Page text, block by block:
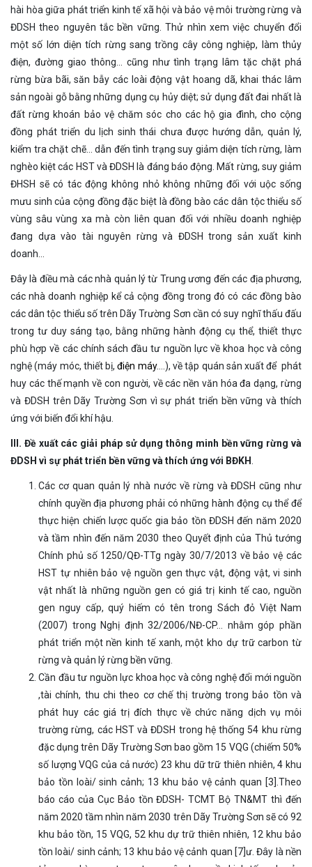
hài hòa giữa phát triển kinh tế xã hội và bảo vệ môi trường rừng và
ĐDSH theo nguyên tắc bền vững. Thử nhìn xem việc chuyển đổi
một số lớn diện tích rừng sang trồng cây công nghiệp, làm thủy
điện, đường giao thông… cũng như tình trạng lâm tặc chặt phá
rừng bừa bãi, săn bẫy các loài động vật hoang dã, khai thác lâm
sản ngoài gỗ bằng những dụng cụ hủy diệt; sử dụng đất đai nhất là
đất rừng khoán bảo vệ chăm sóc cho các hộ gia đình, cho cộng
đồng phát triển du lịch sinh thái chưa được hướng dẫn, quản lý,
kiểm tra chặt chẽ… dẫn đến tình trạng suy giảm diện tích rừng, làm
nghèo kiệt các HST và ĐDSH là đáng báo động. Mất rừng, suy giảm
ĐHSH sẽ có tác động không nhỏ không những đối với uộc sống
mưu sinh của cộng đồng đặc biệt là đồng bào các dân tộc thiểu số
vùng sâu vùng xa mà còn liên quan đối với nhiều doanh nghiệp
đang dựa vào tài nguyên rừng và ĐDSH trong sản xuất kinh
doanh…
Đây là điều mà các nhà quản lý từ Trung ương đến các địa phương,
các nhà doanh nghiệp kể cả cộng đồng trong đó có các đồng bào
các dân tộc thiểu số trên Dãy Trường Sơn cần có suy nghĩ thấu đấu
trong tư duy sáng tạo, bằng những hành động cụ thể, thiết thực
phù hợp về các chính sách đầu tư nguồn lực về khoa học và công
nghệ (máy móc, thiết bị,điện máy….), về tập quán sản xuất để phát
huy các thế mạnh về con người, về các nền văn hóa đa dạng, rừng
và ĐDSH trên Dãy Trường Sơn vì sự phát triển bền vững và thích
ứng với biến đổi khí hậu.
III. Đề xuất các giải pháp sử dụng thông minh bền vững rừng và
ĐDSH vì sự phát triển bền vững và thích ứng với BĐKH
Các cơ quan quản lý nhà nước về rừng và ĐDSH cũng như
chính quyền địa phương phải có những hành động cụ thể để
thực hiện chiến lược quốc gia bảo tồn ĐDSH đến năm 2020
và tầm nhìn đến năm 2030 theo Quyết định của Thủ tướng
Chính phủ số 1250/QĐ-TTg ngày 30/7/2013 về bảo vệ các
HST tự nhiên bảo vệ nguồn gen thực vật, động vật, vi sinh
vật nhất là những nguồn gen có giá trị kinh tế cao, nguồn
gen nguy cấp, quý hiếm có tên trong Sách đỏ Việt Nam
(2007) trong Nghị định 32/2006/NĐ-CP… nhằm góp phần
phát triển một nền kinh tế xanh, một kho dự trữ carbon từ
rừng và quản lý rừng bền vững.
Cần đầu tư nguồn lực khoa học và công nghệ đổi mới nguồn
,tài chính, thu chi theo cơ chế thị trường trong bảo tồn và
phát huy các giá trị đích thực về chức năng dịch vụ môi
trường rừng, các HST và ĐDSH trong hệ thống 54 khu rừng
đặc dụng trên Dãy Trường Sơn bao gồm 15 VQG (chiếm 50%
số lượng VQG của cả nước) 23 khu dữ trữ thiên nhiên, 4 khu
bảo tồn loài/ sinh cảnh; 13 khu bảo vệ cảnh quan [3].Theo
báo cáo của Cục Bảo tồn ĐDSH- TCMT Bộ TN&MT thì đến
năm 2020 tầm nhìn năm 2030 trên Dãy Trường Sơn sẽ có 92
khu bảo tồn, 15 VQG, 52 khu dự trữ thiên nhiên, 12 khu bảo
tồn loài/ sinh cảnh; 13 khu bảo vệ cảnh quan [7]ư. Đây là nền